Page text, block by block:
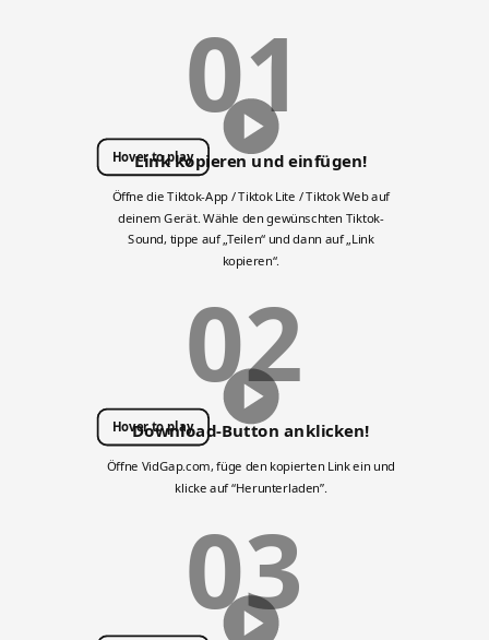
01
Hover to play
Link kopieren und einfügen!
Öffne die Tiktok-App / Tiktok Lite / Tiktok Web auf
deinem Gerät. Wähle den gewünschten Tiktok-
Sound, tippe auf „Teilen“ und dann auf „Link
kopieren“.
02
Hover to play
Download-Button anklicken!
Öffne VidGap.com, füge den kopierten Link ein und
klicke auf “Herunterladen”.
03